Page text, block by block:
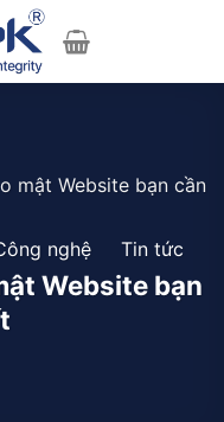
mật Website bạn cần
nghệ Tin tức
Website bạn